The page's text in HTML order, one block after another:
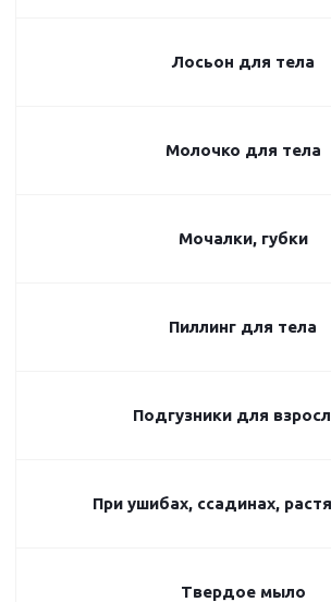
Лосьон для тела
Молочко для тела
Мочалки, губки
Пиллинг для тела
Подгузники для
При ушибах, ссадинах,
Твердое мыло